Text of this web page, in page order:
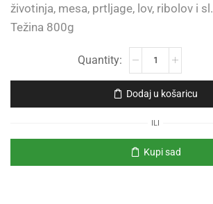
životinja, mesa, prtljage, lov, ribolov i sl.
Težina 800g
Dodaj u košaricu
ILI
Kupi sad